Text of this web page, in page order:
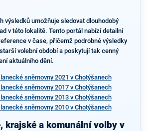
výsledků umožňuje sledovat dlouhodobý
v této lokalitě. Tento portál nabízí detailní
v čase, přičemž podrobné výsledky
volební období a poskytují tak cenný
aktuálního dění.
sněmovny 2021 v Chotýšanech
sněmovny 2017 v Chotýšanech
sněmovny 2013 v Chotýšanech
sněmovny 2010 v Chotýšanech
krajské a komunální volby v